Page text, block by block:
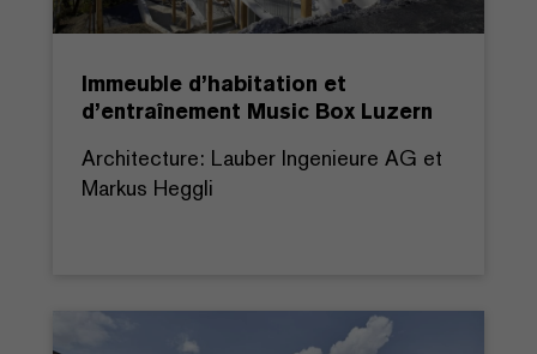
Immeuble d’habitation et
d’entraînement Music Box Luzern
Architecture: Lauber Ingenieure AG et
Markus Heggli